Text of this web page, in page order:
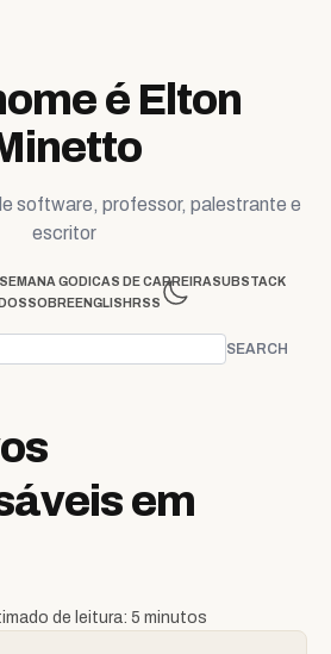
é Elton
software, professor, palestrante e
escritor
GO DICAS DE CARREIRASUBSTACK
SOBREENGLISH RSS
SEARCH
em
de leitura: 5 minutos